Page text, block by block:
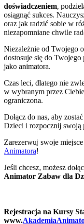
doświadczeniem,
osiągnąć sukces.
oraz jak radzić sobie w
niezapomniane chwile
Niezależnie od Twojego
dostosuje się do
jako animatora.
Czas leci, dlatego nie
w wybranym przez
ograniczona.
Dołącz do nas, aby
Dzieci i rozpocznij swoją
Zarezerwuj swoje
Animatora!
Jeśli chcesz, możesz
Animator Zabaw dla
Rejestracja na Kursy
www.